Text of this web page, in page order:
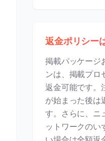
返金ポリシー
掲載パッケージ
ンは、掲載プロ
返金可能です。
が始まった後は
す。さらに、ニ
ットワークのい